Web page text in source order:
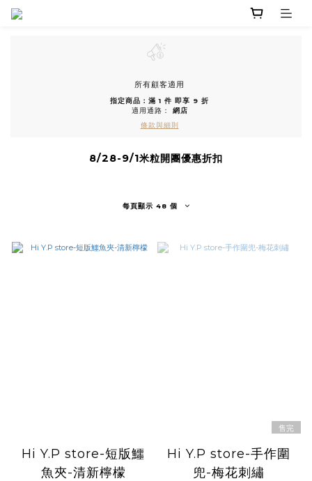
所有顧客適用
指定商品：滿 1 件 即享 9 折
適用通路： 網店
條款與細則
8/28-9/1米粒開團優惠折扣
每頁顯示 48 個
Hi Y.P store-短版鱷
魚夾-清新檸檬
售完
Hi Y.P store-手作圍
兜-梅花刺繡